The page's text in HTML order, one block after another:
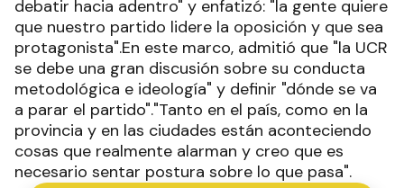
debatir hacia adentro" y enfatizó: "la gente quiere
que nuestro partido lidere la oposición y que sea
protagonista".En este marco, admitió que "la UCR
se debe una gran discusión sobre su conducta
metodológica e ideología" y definir "dónde se va
a parar el partido"."Tanto en el país, como en la
provincia y en las ciudades están aconteciendo
cosas que realmente alarman y creo que es
necesario sentar postura sobre lo que pasa".